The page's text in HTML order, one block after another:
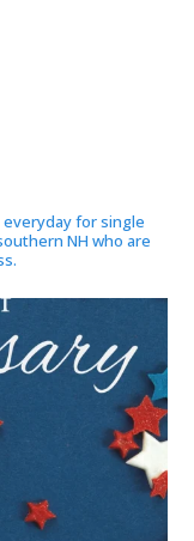
for single
NH who are